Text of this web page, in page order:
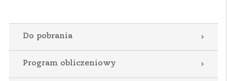
Do pobrania
Program obliczeniowy